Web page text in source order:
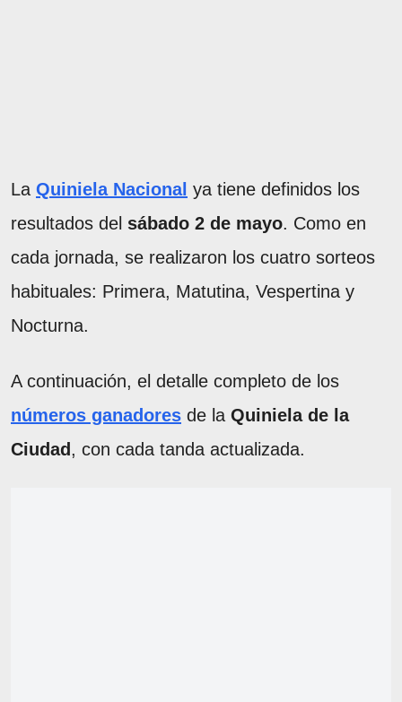
La Quiniela Nacional ya tiene definidos los
resultados del sábado 2 de mayo. Como en
cada jornada, se realizaron los cuatro sorteos
habituales: Primera, Matutina, Vespertina y
Nocturna.
A continuación, el detalle completo de los
números ganadores de la Quiniela de la
Ciudad, con cada tanda actualizada.